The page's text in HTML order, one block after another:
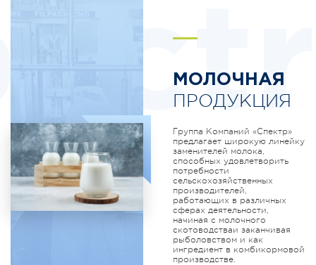
МОЛОЧНАЯ
ПРОДУКЦИЯ
Группа Компаний «Спектр»
предлагает широкую линейку
заменителей молока,
способных удовлетворить
потребности
сельскохозяйственных
производителей,
работающих в различных
сферах деятельности,
начиная с молочного
скотоводстваи заканчивая
рыболовством и как
ингредиент в комбикормовой
производстве.